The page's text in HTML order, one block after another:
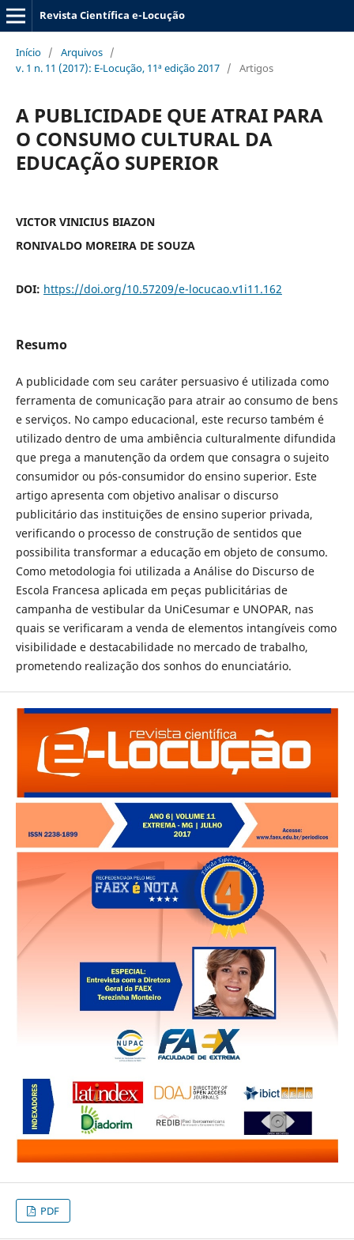
Revista Científica e-Locução
Início / Arquivos /
v. 1 n. 11 (2017): E-Locução, 11ª edição 2017 / Artigos
A PUBLICIDADE QUE ATRAI PARA
O CONSUMO CULTURAL DA
EDUCAÇÃO SUPERIOR
VICTOR VINICIUS BIAZON
RONIVALDO MOREIRA DE SOUZA
DOI: https://doi.org/10.57209/e-locucao.v1i11.162
Resumo
A publicidade com seu caráter persuasivo é utilizada como
ferramenta de comunicação para atrair ao consumo de bens
e serviços. No campo educacional, este recurso também é
utilizado dentro de uma ambiência culturalmente difundida
que prega a manutenção da ordem que consagra o sujeito
consumidor ou pós-consumidor do ensino superior. Este
artigo apresenta com objetivo analisar o discurso
publicitário das instituições de ensino superior privada,
verificando o processo de construção de sentidos que
possibilita transformar a educação em objeto de consumo.
Como metodologia foi utilizada a Análise do Discurso de
Escola Francesa aplicada em peças publicitárias de
campanha de vestibular da UniCesumar e UNOPAR, nas
quais se verificaram a venda de elementos intangíveis como
visibilidade e destacabilidade no mercado de trabalho,
prometendo realização dos sonhos do enunciatário.
PDF